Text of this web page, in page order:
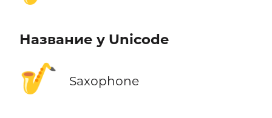
Название у Unicode
🎷 Saxophone